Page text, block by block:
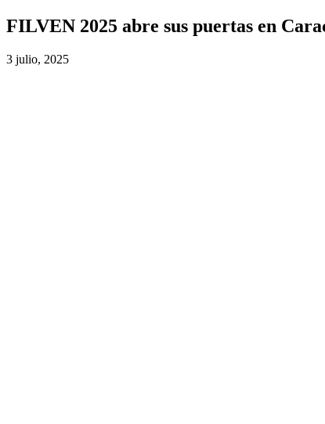
FILVEN 2025 abre sus puertas en
3 julio, 2025